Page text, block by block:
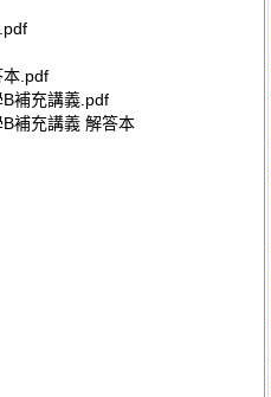
本.pdf
補充講義.pdf
補充講義 解答本